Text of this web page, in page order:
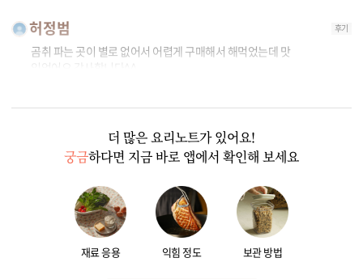
허정범 후기
곰취 파는 곳이 별로 없어서 어렵게 구매해서 해먹었는데 맛
더 많은 요리노트가 있어요!
궁금하다면 지금 바로 앱에서 확인해 보세요
재료 응용 익힘 정도 보관 방법